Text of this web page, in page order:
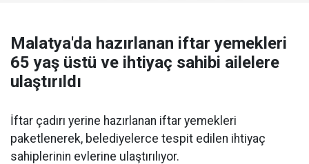
Malatya'da hazırlanan iftar yemekleri
65 yaş üstü ve ihtiyaç sahibi ailelere
ulaştırıldı
İftar çadırı yerine hazırlanan iftar yemekleri
paketlenerek, belediyelerce tespit edilen ihtiyaç
sahiplerinin evlerine ulaştırılıyor.